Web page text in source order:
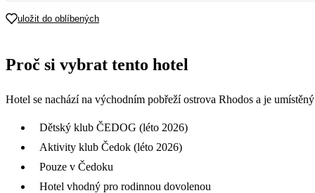
uložit do oblíbených
Proč si vybrat tento hotel
Hotel se nachází na východním pobřeží ostrova Rhodos a je
Dětský klub ČEDOG (léto 2026)
Aktivity klub Čedok (léto 2026)
Pouze v Čedoku
Hotel vhodný pro rodinnou dovolenou